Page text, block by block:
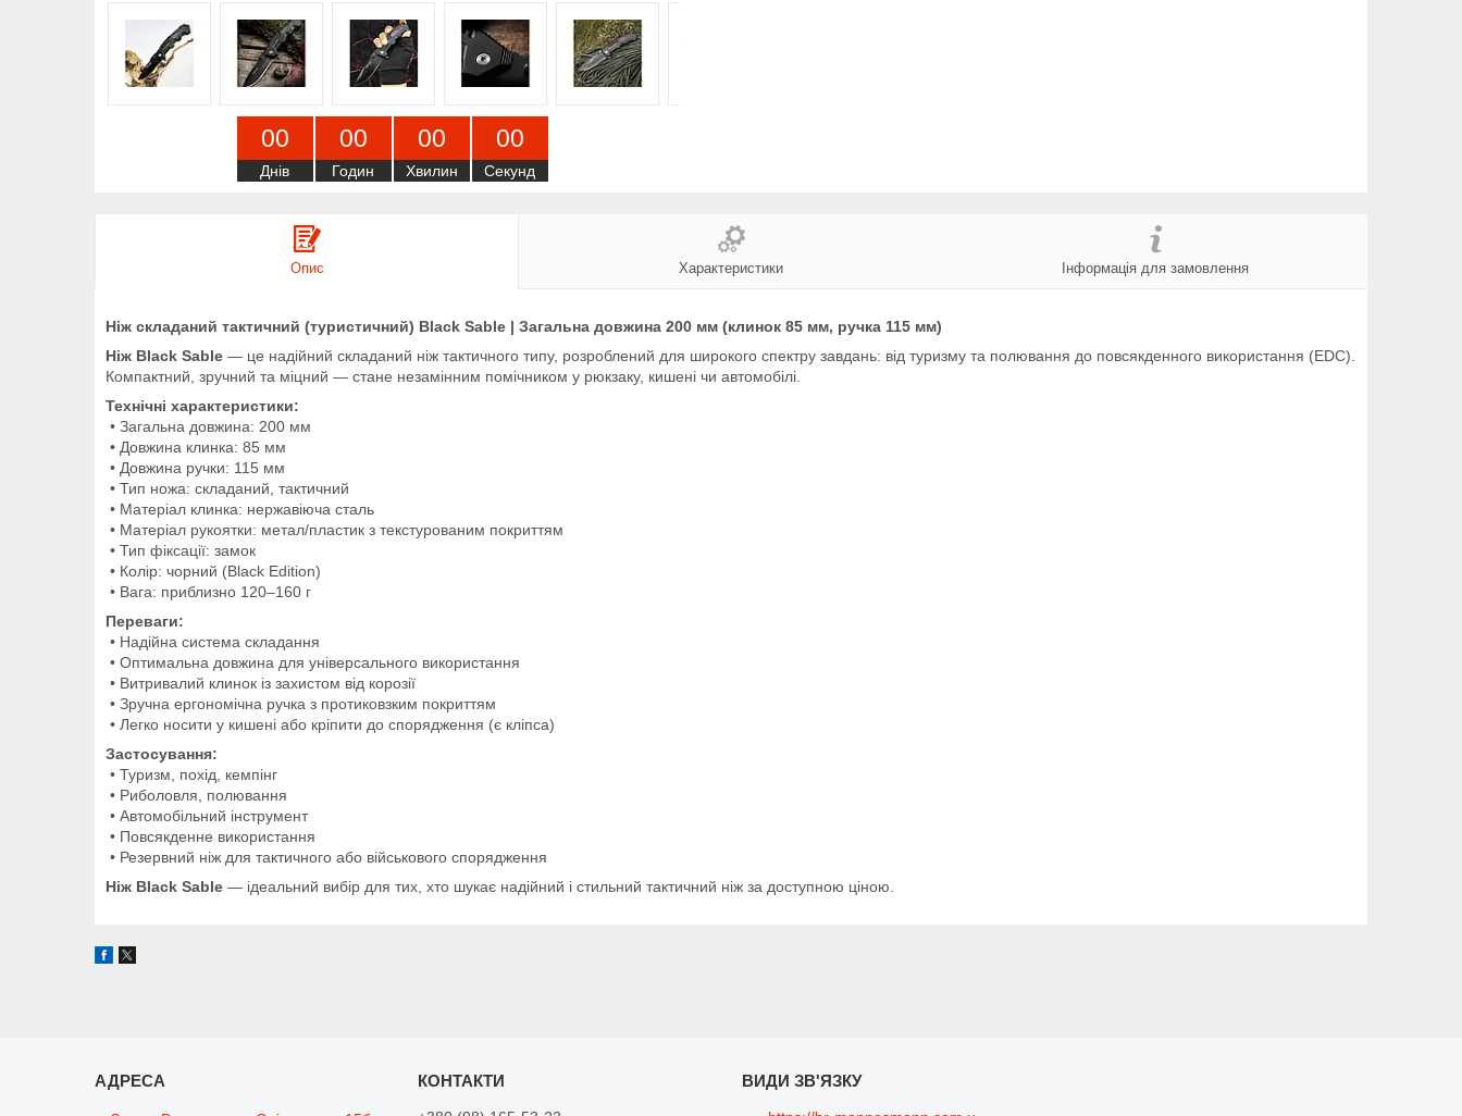
00
Днів
00
Годин
00
Хвилин
00
Секунд
Опис Характеристики Інформація для замовлення
Ніж складаний тактичний (туристичний) Black Sable | Загальна довжина 200 мм (клинок 85 мм, ручка 115 мм)
Ніж Black Sable — це надійний складаний ніж тактичного типу, розроблений для широкого спектру завдань: від туризму та полювання до повсякденного використання (EDC).
Компактний, зручний та міцний — стане незамінним помічником у рюкзаку, кишені чи автомобілі.
Технічні характеристики:
• Загальна довжина: 200 мм
• Довжина клинка: 85 мм
• Довжина ручки: 115 мм
• Тип ножа: складаний, тактичний
• Матеріал клинка: нержавіюча сталь
• Матеріал рукоятки: метал/пластик з текстурованим покриттям
• Тип фіксації: замок
• Колір: чорний (Black Edition)
• Вага: приблизно 120–160 г
Переваги:
• Надійна система складання
• Оптимальна довжина для універсального використання
• Витривалий клинок із захистом від корозії
• Зручна ергономічна ручка з протиковзким покриттям
• Легко носити у кишені або кріпити до спорядження (є кліпса)
Застосування:
• Туризм, похід, кемпінг
• Риболовля, полювання
• Автомобільний інструмент
• Повсякденне використання
• Резервний ніж для тактичного або військового спорядження
Ніж Black Sable — ідеальний вибір для тих, хто шукає надійний і стильний тактичний ніж за доступною ціною.